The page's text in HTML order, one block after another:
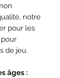
notre
pour les
de jeu.
âges :